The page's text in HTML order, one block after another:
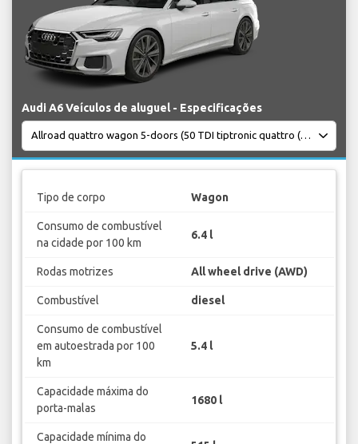
Audi A6 Veículos de aluguel - Especificações
Tipo de corpo Wagon
Consumo de combustível
na cidade por 100 km
6.4 l
Rodas motrizes All wheel drive (AWD)
Combustível diesel
Consumo de combustível
em autoestrada por 100
km
5.4 l
Capacidade máxima do
porta-malas
1680 l
Capacidade mínima do